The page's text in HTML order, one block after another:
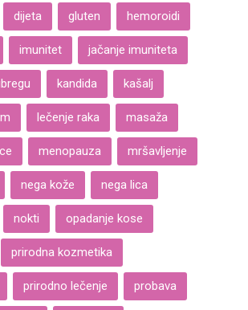
dijeta gluten hemoroidi
imunitet jačanje imuniteta
kandida kašalj
lečenje raka masaža
menopauza mršavljenje
nega kože nega lica
nokti opadanje kose
prirodna kozmetika
prirodno lečenje probava